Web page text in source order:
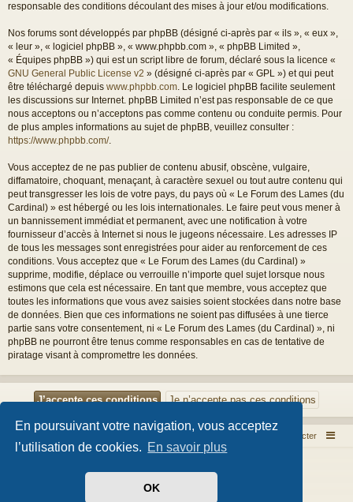
En poursuivant votre navigation, vous acceptez
l’utilisation de cookies. En savoir plus
OK
responsable des conditions découlant des mises à jour et/ou modifications.
Nos forums sont développés par phpBB (désigné ci-après par « ils », « eux »,
« leur », « logiciel phpBB », « www.phpbb.com », « phpBB Limited »,
« Équipes phpBB ») qui est un script libre de forum, déclaré sous la licence «
GNU General Public License v2 » (désigné ci-après par « GPL ») et qui peut
être téléchargé depuis www.phpbb.com. Le logiciel phpBB facilite seulement
les discussions sur Internet. phpBB Limited n’est pas responsable de ce que
nous acceptons ou n’acceptons pas comme contenu ou conduite permis. Pour
de plus amples informations au sujet de phpBB, veuillez consulter :
https://www.phpbb.com/.
Vous acceptez de ne pas publier de contenu abusif, obscène, vulgaire,
diffamatoire, choquant, menaçant, à caractère sexuel ou tout autre contenu qui
peut transgresser les lois de votre pays, du pays où « Le Forum des Lames (du
Cardinal) » est hébergé ou les lois internationales. Le faire peut vous mener à
un bannissement immédiat et permanent, avec une notification à votre
fournisseur d’accès à Internet si nous le jugeons nécessaire. Les adresses IP
de tous les messages sont enregistrées pour aider au renforcement de ces
conditions. Vous acceptez que « Le Forum des Lames (du Cardinal) »
supprime, modifie, déplace ou verrouille n’importe quel sujet lorsque nous
estimons que cela est nécessaire. En tant que membre, vous acceptez que
toutes les informations que vous avez saisies soient stockées dans notre base
de données. Bien que ces informations ne soient pas diffusées à une tierce
partie sans votre consentement, ni « Le Forum des Lames (du Cardinal) », ni
phpBB ne pourront être tenus comme responsables en cas de tentative de
piratage visant à compromettre les données.
Index du forum Nous contacter
- phpBB 3.3 par MrGaby
Traduit par